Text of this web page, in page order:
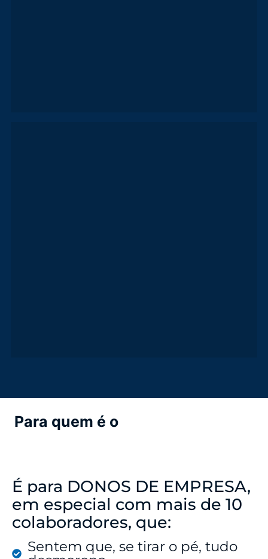
Para quem é o
É para DONOS DE EMPRESA,
em especial com mais de 10
colaboradores, que:
Sentem que, se tirar o pé, tudo